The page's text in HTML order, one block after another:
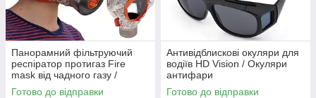
Панорамний фільтруючий
респіратор протигаз Fire
mask від чадного газу /
Протипожежна маска
Готово до відправки
Антивідблискові окуляри для
водіїв HD Vision / Окуляри
антифари
Готово до відправки